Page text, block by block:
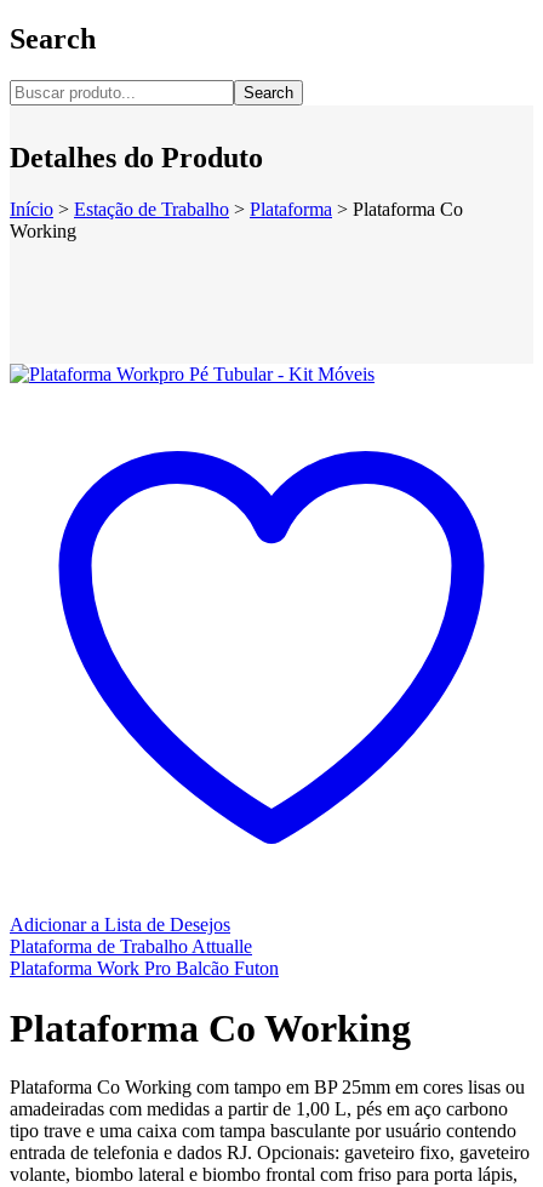
Search
Search
Detalhes do Produto
Início > Estação de Trabalho > Plataforma > Plataforma Co
Working
Adicionar a Lista de Desejos
Plataforma de Trabalho Attualle
Plataforma Work Pro Balcão Futon
Plataforma Co Working
Plataforma Co Working com tampo em BP 25mm em cores lisas ou
amadeiradas com medidas a partir de 1,00 L, pés em aço carbono
tipo trave e uma caixa com tampa basculante por usuário contendo
entrada de telefonia e dados RJ. Opcionais: gaveteiro fixo, gaveteiro
volante, biombo lateral e biombo frontal com friso para porta lápis,